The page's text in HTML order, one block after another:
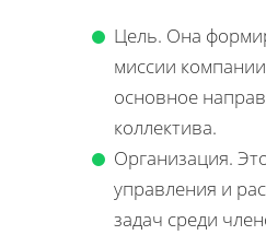
Цель. Она
миссии
основное
коллектива.
Организация.
управления и
задач среди